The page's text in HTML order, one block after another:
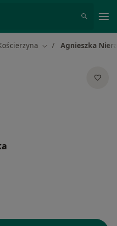
Zmień miasto
Agnieszka